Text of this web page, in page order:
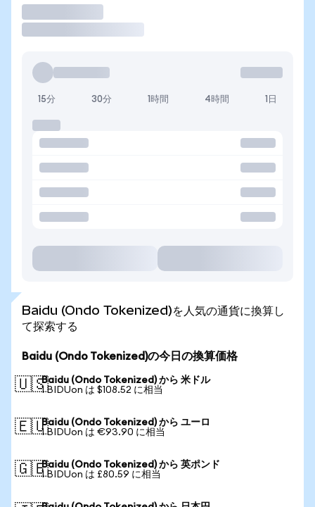
15分 30分 1時間 4時間 1日
Baidu (Ondo Tokenized)を人気の通貨に換算し
て探索する
Baidu (Ondo Tokenized)の今日の換算価格
🇺🇸Baidu (Ondo Tokenized) から 米ドル
1 BIDUon は $108.52 に相当
🇪🇺Baidu (Ondo Tokenized) から ユーロ
1 BIDUon は €93.90 に相当
🇬🇧Baidu (Ondo Tokenized) から 英ポンド
1 BIDUon は £80.59 に相当